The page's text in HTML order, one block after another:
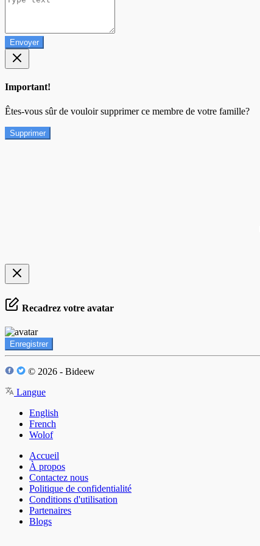
Envoyer
Important!
Êtes-vous sûr de vouloir supprimer ce membre de votre famille?
Supprimer
Recadrez votre avatar
Enregistrer
© 2026 - Bideew
Langue
English
French
Wolof
Accueil
À propos
Contactez nous
Politique de confidentialité
Conditions d'utilisation
Partenaires
Blogs